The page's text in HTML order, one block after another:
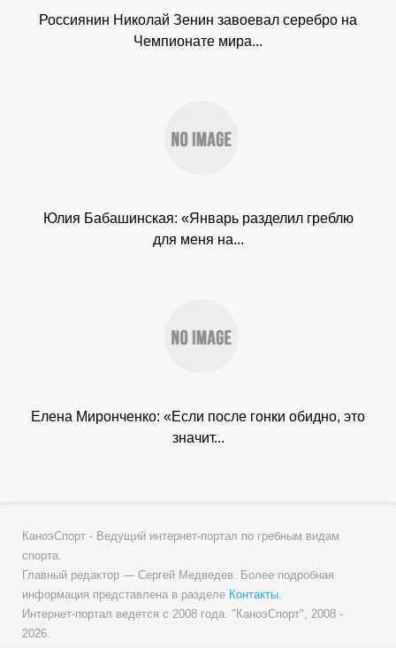
Россиянин Николай Зенин завоевал серебро на
Чемпионате мира...
Юлия Бабашинская: «Январь разделил греблю
для меня на...
Елена Миронченко: «Если после гонки обидно, это
значит...
КаноэСпорт - Ведущий интернет-портал по гребным видам
спорта.
Главный редактор — Сергей Медведев. Более подробная
информация представлена в разделе Контакты
Интернет-портал ведется с 2008 года. "КаноэСпорт", 2008 -
2026.